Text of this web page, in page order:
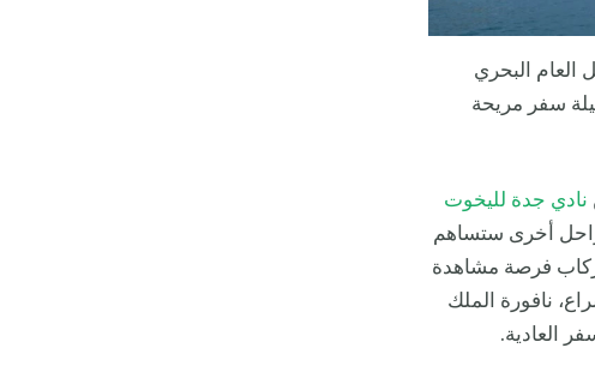
العام البحري
وسيلة سفر مريحة
نادي جدة لليخوت
أخرى ستساهم
فرصة مشاهدة
نافورة الملك
العادية.